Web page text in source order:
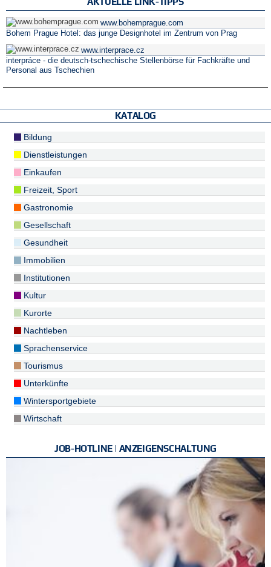
www.bohemprague.com
Bohem Prague Hotel: das junge Designhotel im Zentrum von Prag
www.interprace.cz
interpráce - die deutsch-tschechische Stellenbörse für Fachkräfte und
Personal aus Tschechien
KATALOG
Bildung
Dienstleistungen
Einkaufen
Freizeit, Sport
Gastronomie
Gesellschaft
Gesundheit
Immobilien
Institutionen
Kultur
Kurorte
Nachtleben
Sprachenservice
Tourismus
Unterkünfte
Wintersportgebiete
Wirtschaft
JOB-HOTLINE | ANZEIGENSCHALTUNG